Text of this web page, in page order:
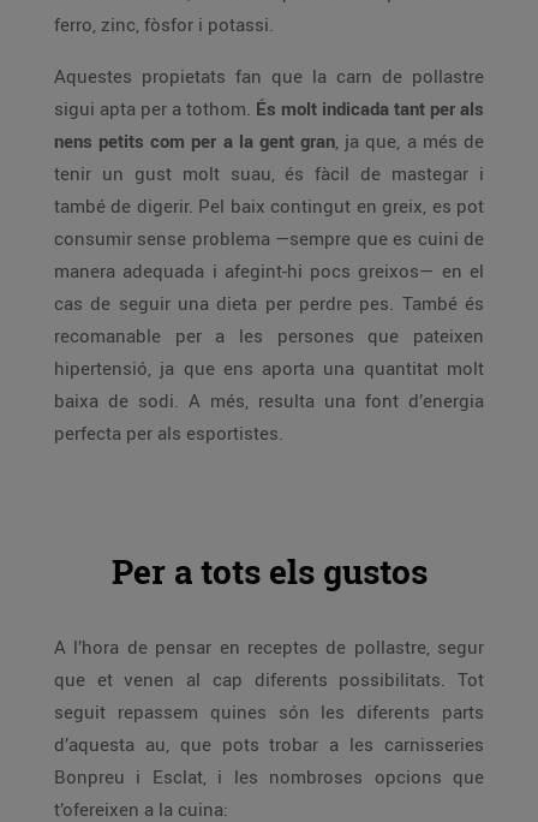
ferro, zinc, fòsfor i potassi.
Aquestes propietats fan que la carn de pollastre
sigui apta per a tothom. És molt indicada tant per als
nens petits com per a la gent gran, ja que, a més de
tenir un gust molt suau, és fàcil de mastegar i
també de digerir. Pel baix contingut en greix, es pot
consumir sense problema —sempre que es cuini de
manera adequada i afegint-hi pocs greixos— en el
cas de seguir una dieta per perdre pes. També és
recomanable per a les persones que pateixen
hipertensió, ja que ens aporta una quantitat molt
baixa de sodi. A més, resulta una font d’energia
perfecta per als esportistes.
Per a tots els gustos
A l’hora de pensar en receptes de pollastre, segur
que et venen al cap diferents possibilitats. Tot
seguit repassem quines són les diferents parts
d’aquesta au, que pots trobar a les carnisseries
Bonpreu i Esclat, i les nombroses opcions que
t’ofereixen a la cuina: